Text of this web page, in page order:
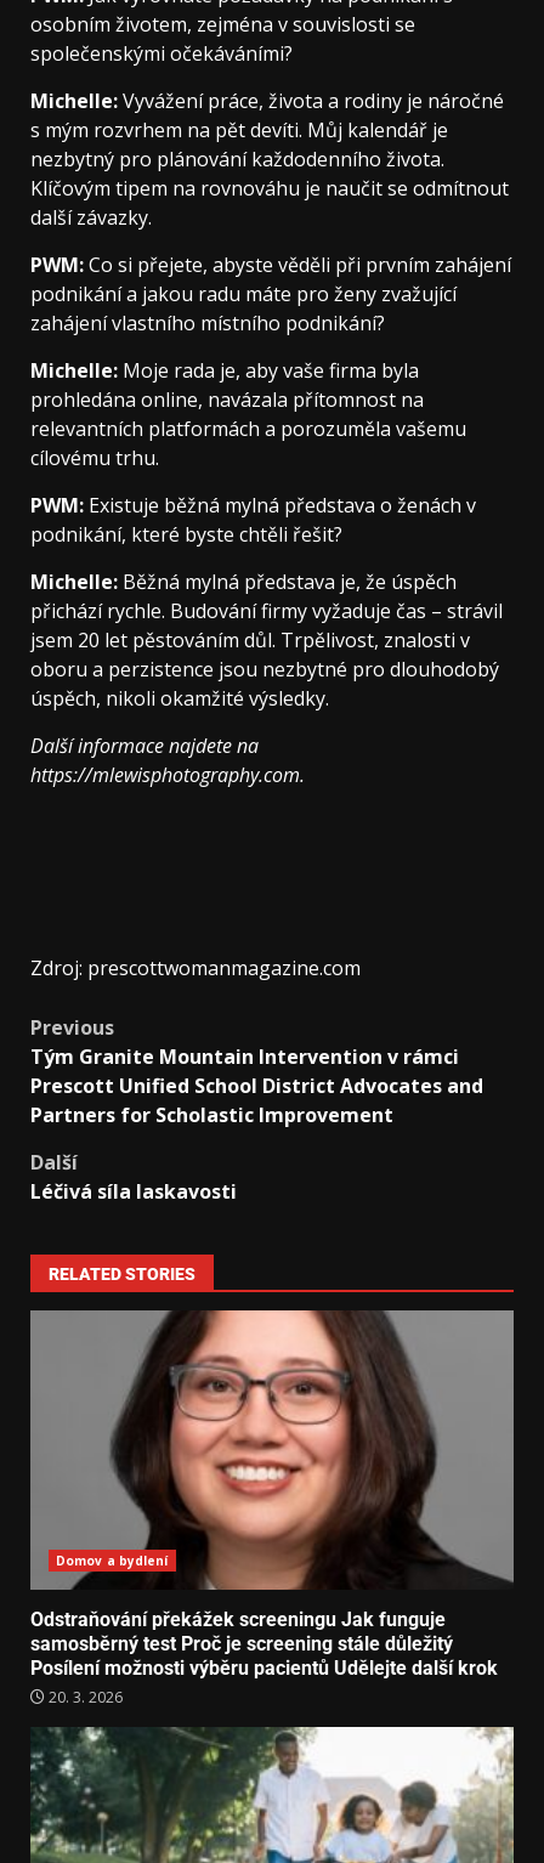
osobním životem, zejména v souvislosti se
společenskými očekáváními?
Michelle:Vyvážení práce, života a rodiny je náročné
s mým rozvrhem na pět devíti. Můj kalendář je
nezbytný pro plánování každodenního života.
Klíčovým tipem na rovnováhu je naučit se odmítnout
další závazky.
PWM:Co si přejete, abyste věděli při prvním zahájení
podnikání a jakou radu máte pro ženy zvažující
zahájení vlastního místního podnikání?
Michelle: Moje rada je, aby vaše firma byla
prohledána online, navázala přítomnost na
relevantních platformách a porozuměla vašemu
cílovému trhu.
PWM: Existuje běžná mylná představa o ženách v
podnikání, které byste chtěli řešit?
Michelle: Běžná mylná představa je, že úspěch
přichází rychle. Budování firmy vyžaduje čas – strávil
jsem 20 let pěstováním důl. Trpělivost, znalosti v
oboru a perzistence jsou nezbytné pro dlouhodobý
úspěch, nikoli okamžité výsledky.
Další informace najdete na
https://mlewisphotography.com.
Zdroj: prescottwomanmagazine.com
Previous
Tým Granite Mountain Intervention v rámci
Prescott Unified School District Advocates and
Partners for Scholastic Improvement
Další
Léčivá síla laskavosti
RELATED STORIES
Domov a bydlení
Odstraňování překážek screeningu Jak funguje
samosběrný test Proč je screening stále důležitý
Posílení možnosti výběru pacientů Udělejte další krok
20. 3. 2026